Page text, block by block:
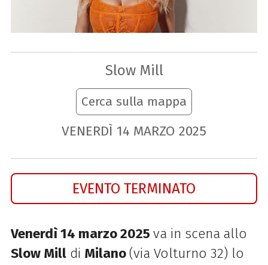
Slow Mill
Cerca sulla mappa
VENERDÌ 14 MARZO 2025
EVENTO TERMINATO
Venerdì 14 marzo2025 va in scena allo
Slow Milldi Milano(via Volturno 32) lo